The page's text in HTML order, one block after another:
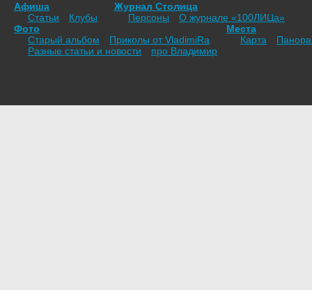
Афиша
Статьи
Клубы
Журнал Столица
Персоны
О журнале «100ЛИЦа»
Фото
Старый альбом
Приколы от VladimiRа
Места
Карта
Разные статьи и новости
про Владимир